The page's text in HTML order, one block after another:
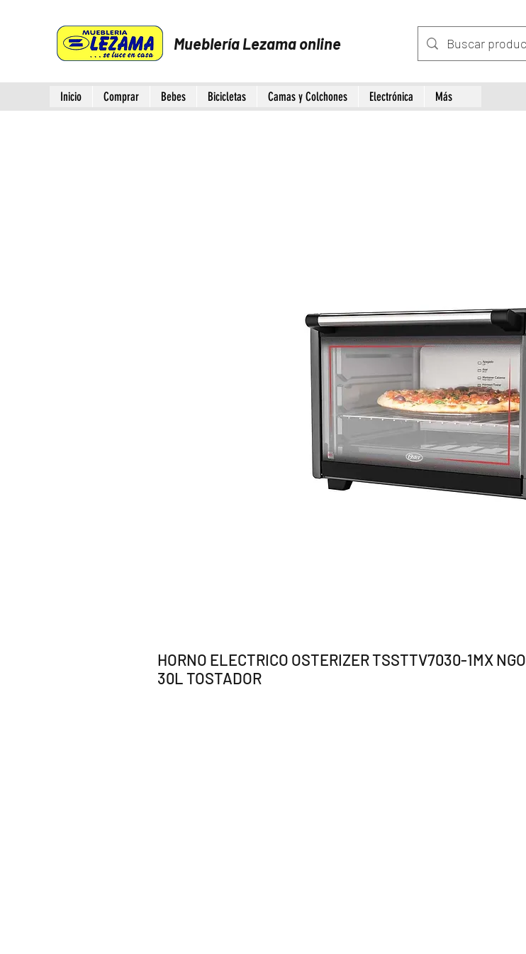
Mueblería Lezama online
Inicio Comprar Bebes Bicicletas Camas y Colchones Electrónica Más
HORNO ELECTRICO OSTERIZER TSSTTV7030-1MX NGO
30L TOSTADOR